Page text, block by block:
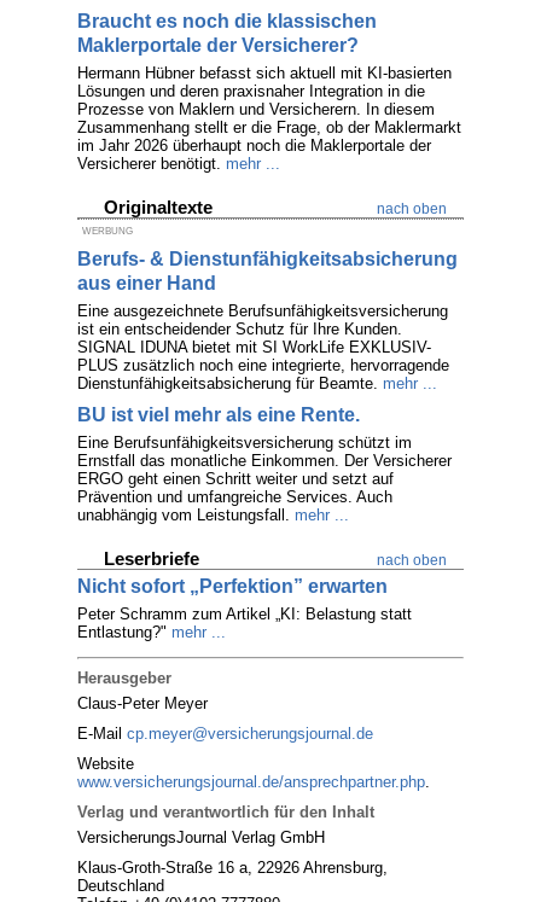
Braucht es noch die klassischen
Maklerportale der Versicherer?
Hermann Hübner befasst sich aktuell mit KI-basierten
Lösungen und deren praxisnaher Integration in die
Prozesse von Maklern und Versicherern. In diesem
Zusammenhang stellt er die Frage, ob der Maklermarkt
im Jahr 2026 überhaupt noch die Maklerportale der
Versicherer benötigt. mehr ...
Originaltexte nach oben
WERBUNG
Berufs- & Dienstunfähigkeitsabsicherung
aus einer Hand
Eine ausgezeichnete Berufsunfähigkeitsversicherung
ist ein entscheidender Schutz für Ihre Kunden.
SIGNAL IDUNA bietet mit SI WorkLife EXKLUSIV-
PLUS zusätzlich noch eine integrierte, hervorragende
Dienstunfähigkeitsabsicherung für Beamte. mehr ...
BU ist viel mehr als eine Rente.
Eine Berufsunfähigkeitsversicherung schützt im
Ernstfall das monatliche Einkommen. Der Versicherer
ERGO geht einen Schritt weiter und setzt auf
Prävention und umfangreiche Services. Auch
unabhängig vom Leistungsfall. mehr ...
Leserbriefe nach oben
Nicht sofort „Perfektion” erwarten
Peter Schramm zum Artikel „KI: Belastung statt
Entlastung?" mehr ...
Herausgeber
Claus-Peter Meyer
E-Mail cp.meyer@versicherungsjournal.de
Website
www.versicherungsjournal.de/ansprechpartner.php.
Verlag und verantwortlich für den Inhalt
VersicherungsJournal Verlag GmbH
Klaus-Groth-Straße 16 a, 22926 Ahrensburg,
Deutschland